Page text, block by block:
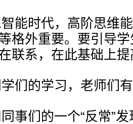
能时代，高阶思维
格外重要。要引导
联系，在此基础上
们的学习，老师们
事们的一个“反常”